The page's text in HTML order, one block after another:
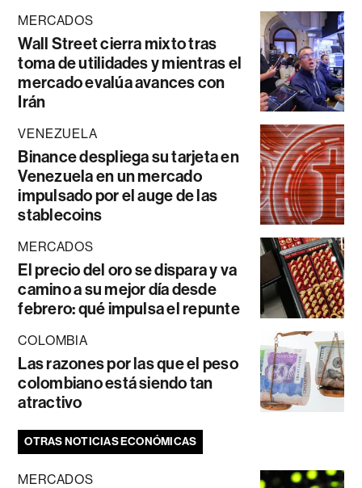
MERCADOS
Wall Street cierra mixto tras
toma de utilidades y mientras el
mercado evalúa avances con
Irán
VENEZUELA
Binance despliega su tarjeta en
Venezuela en un mercado
impulsado por el auge de las
stablecoins
MERCADOS
El precio del oro se dispara y va
camino a su mejor día desde
febrero: qué impulsa el repunte
COLOMBIA
Las razones por las que el peso
colombiano está siendo tan
atractivo
OTRAS NOTICIAS ECONÓMICAS
MERCADOS